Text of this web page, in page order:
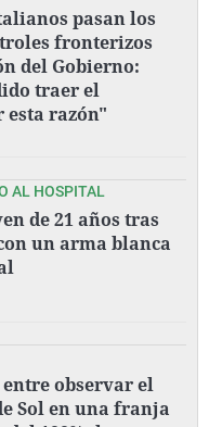
pasan los
fronterizos
del Gobierno:
traer el
esta razón"
AL HOSPITAL
de 21 años tras
un arma blanca
observar el
Sol en una franja